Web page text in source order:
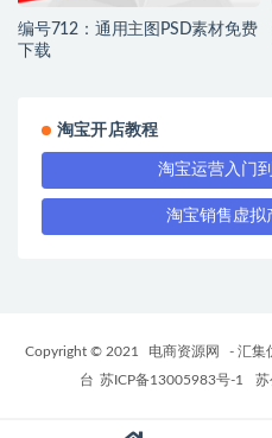
编号712：通用主图PSD素材免费
下载
淘宝开店教程
淘宝运营入门
淘宝销售虚拟
Copyright © 2021 电商资源网
- 汇集
台 苏ICP备13005983号-1 苏